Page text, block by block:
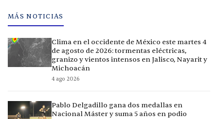
MÁS NOTICIAS
Clima en el occidente de México este martes 4
de agosto de 2026: tormentas eléctricas,
granizo y vientos intensos en Jalisco, Nayarit y
Michoacán
4 ago 2026
Pablo Delgadillo gana dos medallas en
Nacional Máster y suma 5 años en podio